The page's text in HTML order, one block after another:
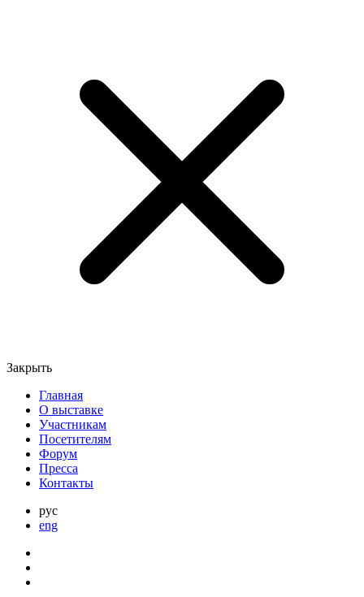
Закрыть
Главная
О выставке
Участникам
Посетителям
Форум
Пресса
Контакты
рус
eng